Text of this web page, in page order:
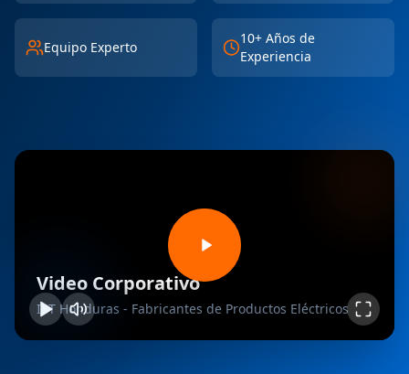
Equipo Experto
10+ Años de
Experiencia
Video Corporativo
IST Honduras - Fabricantes de Productos Eléctricos